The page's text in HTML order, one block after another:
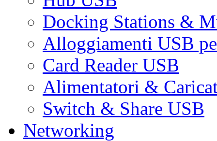
Docking Stations &
Alloggiamenti USB
Card Reader USB
Alimentatori &
Switch & Share USB
Networking